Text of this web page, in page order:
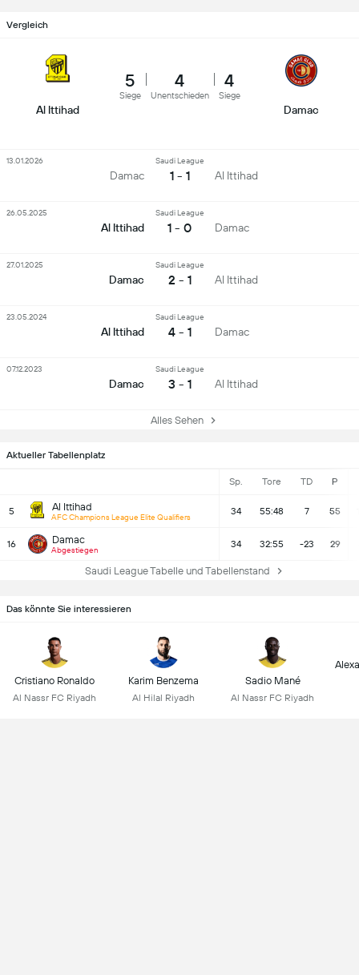
Aktueller Tabellenplatz
Sp. Tore TD P
5 Al Ittihad
AFC Champions League Elite Qualifiers
34 55:48 7 55
16 Damac
Abgestiegen
34 32:55 -23 29
Saudi League Tabelle und Tabellenstand
Vergleich
Al Ittihad
5
Siege
4
Unentschieden
4
Siege
Damac
Damac
Saudi League
1 - 1 Al Ittihad
13.01.2026
Al Ittihad
Saudi League
1 - 0 Damac
26.05.2025
Damac
Saudi League
2 - 1 Al Ittihad
27.01.2025
Al Ittihad
Saudi League
4 - 1 Damac
23.05.2024
Damac
Saudi League
3 - 1 Al Ittihad
07.12.2023
Alles Sehen
Das könnte Sie interessieren
Cristiano Ronaldo
Al Nassr FC Riyadh
Karim Benzema
Al Hilal Riyadh
Sadio Mané
Al Nassr FC Riyadh